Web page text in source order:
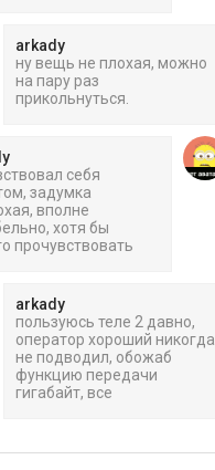
arkady
ну вещь не плохая, можно
на пару раз
прикольнуться.
себя
задумка
вполне
хотя бы
прочувствовать
arkady
пользуюсь теле 2 давно,
оператор хороший никогда
не подводил, обожаб
функцию передачи
гигабайт, все